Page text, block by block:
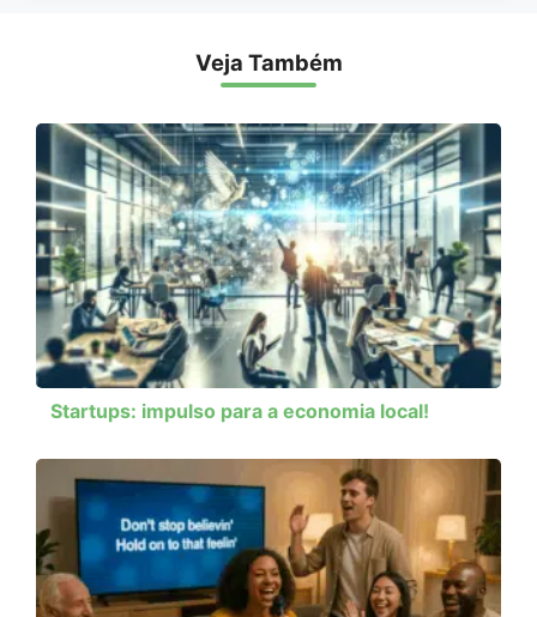
Veja Também
Startups: impulso para a economia local!